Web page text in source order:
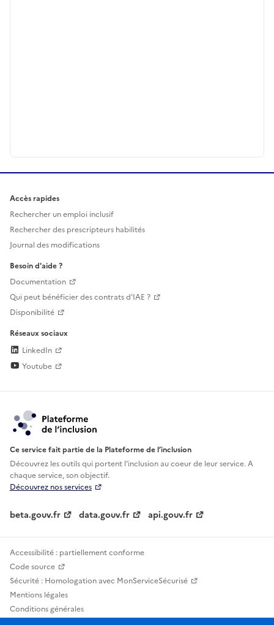
Accès rapides
Rechercher un emploi inclusif
Rechercher des prescripteurs habilités
Journal des modifications
Besoin d'aide ?
Documentation
Qui peut bénéficier des contrats d'IAE ?
Disponibilité
Réseaux sociaux
LinkedIn
Youtube
Ce service fait partie de la Plateforme de l’inclusion
Découvrez les outils qui portent l'inclusion aucoeur de leur service. A
chaque service, son objectif.
Découvrez nos services
beta.gouv.fr data.gouv.fr api.gouv.fr
Accessibilité : partiellement conforme
Code source
Sécurité : Homologation avec MonServiceSécurisé
Mentions légales
Conditions générales